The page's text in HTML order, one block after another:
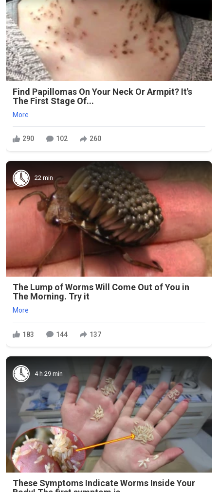
Find Papillomas On Your Neck Or Armpit? It's
The First Stage Of...
More
290 102 260
22 min
The Lump of Worms Will Come Out of You in
The Morning. Try it
More
183 144 137
4 h 29 min
These Symptoms Indicate Worms Inside Your